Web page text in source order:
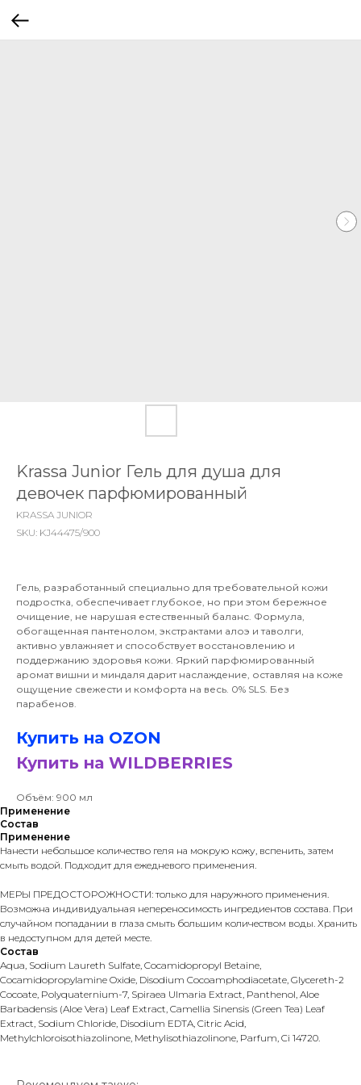
Krassa Junior Гель для душа для
девочек парфюмированный
KRASSA JUNIOR
SKU: KJ44475/900
Гель, разработанный специально для требовательной кожи
подростка, обеспечивает глубокое, но при этом бережное
очищение, не нарушая естественный баланс. Формула,
обогащенная пантенолом, экстрактами алоэ и таволги,
активно увлажняет и способствует восстановлению и
поддержанию здоровья кожи. Яркий парфюмированный
аромат вишни и миндаля дарит наслаждение, оставляя на коже
ощущение свежести и комфорта на весь. 0% SLS. Без
парабенов.
Купить на OZON
Купить на WILDBERRIES
Объём: 900 мл
Применение
Состав
Применение
Нанести небольшое количество геля на мокрую кожу, вспенить, затем
смыть водой. Подходит для ежедневого применения.
МЕРЫ ПРЕДОСТОРОЖНОСТИ: только для наружного применения.
Возможна индивидуальная непереносимость ингредиентов состава. При
случайном попадании в глаза смыть большим количеством воды. Хранить
в недоступном для детей месте.
Состав
Aqua, Sodium Laureth Sulfate, Cocamidopropyl Betaine,
Cocamidopropylamine Oxide, Disodium Cocoamphodiacetate, Glycereth-2
Cocoate, Polyquaternium-7, Spiraea Ulmaria Extract, Panthenol, Aloe
Barbadensis (Aloe Vera) Leaf Extract, Camellia Sinensis (Green Tea) Leaf
Extract, Sodium Chloride, Disodium EDTA, Citric Acid,
Methylchloroisothiazolinone, Methylisothiazolinone, Parfum, Ci 14720.